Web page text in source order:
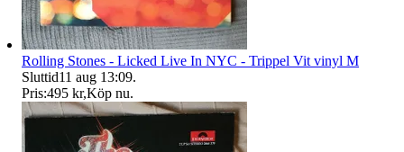
Rolling Stones - Licked Live In NYC - Trippel Vit vinyl M
Sluttid11 aug 13:09.
Pris:495 kr,Köp nu.